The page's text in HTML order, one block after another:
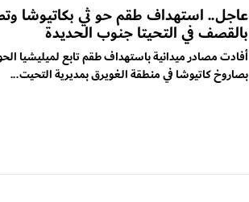
عاجل.. استهداف طقم حو ثي بكاتيوشا
بالقصف في التحيتا جنوب الحديدة
أفادت مصادر ميدانية باستهداف طقم تابع لميليشيا
بصاروخ كاتيوشا في منطقة الغويرق بمديرية التحيت...